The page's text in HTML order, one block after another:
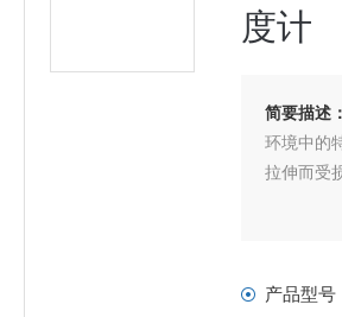
度计
简要描述
环境中的
拉伸而受
产品型号